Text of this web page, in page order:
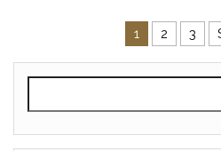
Pagination des
1 2 3